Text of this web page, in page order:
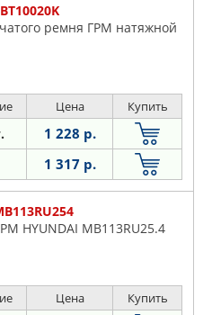
ремня ГРМ натяжной
Цена Купить
1 228 р.
1 317 р.
HYUNDAI MB113RU25.4
Цена Купить